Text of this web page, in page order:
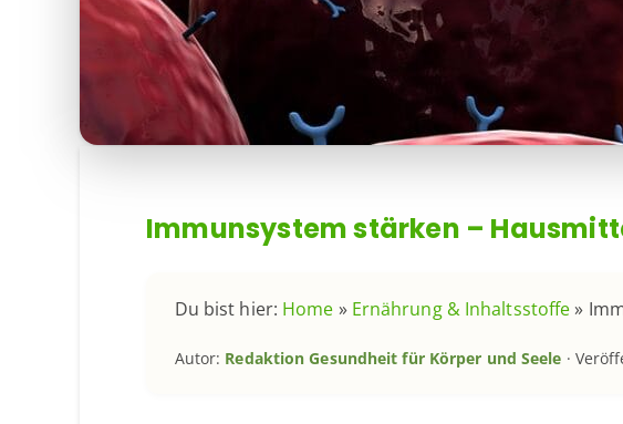
Immunsystem stärken –
Du bist hier: Home » Ernährung & Inhaltsstoffe»
Autor: Redaktion Gesundheit für Körper und Seele ·